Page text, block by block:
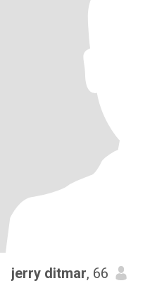
jerry ditmar, 66